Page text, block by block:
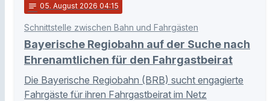
notes 05. August 2026 04:15
Schnittstelle zwischen Bahn und Fahrgästen
Bayerische Regiobahn auf der Suche nach
Ehrenamtlichen für den Fahrgastbeirat
Die Bayerische Regiobahn (BRB) sucht engagierte
Fahrgäste für ihren Fahrgastbeirat im Netz